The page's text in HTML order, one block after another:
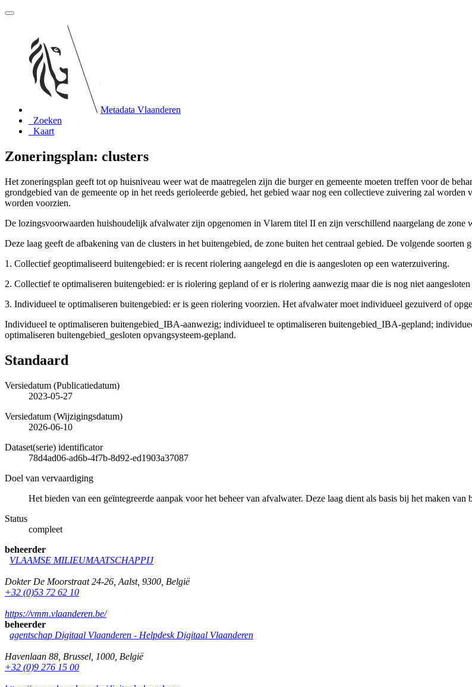
Metadata Vlaanderen
Zoeken
Kaart
Zoneringsplan: clusters
Het zoneringsplan geeft tot op huisniveau weer wat de maatregelen zijn die burger en gemeente moeten treffen voor de
grondgebied van de gemeente op in het reeds gerioleerde gebied, het gebied waar nog een collectieve zuivering zal
worden voorzien.
De lozingsvoorwaarden huishoudelijk afvalwater zijn opgenomen in Vlarem titel II en zijn verschillend naargelang de
Deze laag geeft de afbakening van de clusters in het buitengebied, de zone buiten het centraal gebied. De volgende soorten
1. Collectief geoptimaliseerd buitengebied: er is recent riolering aangelegd en die is aangesloten op een waterzuivering.
2. Collectief te optimaliseren buitengebied: er is riolering gepland of er is riolering aanwezig maar die is nog niet
3. Individueel te optimaliseren buitengebied: er is geen riolering voorzien. Het afvalwater moet individueel gezuiverd of
Individueel te optimaliseren buitengebied_IBA-aanwezig; individueel te optimaliseren buitengebied_IBA-gepland;
optimaliseren buitengebied_gesloten opvangsysteem-gepland.
Standaard
Versiedatum (Publicatiedatum)
2023-05-27
Versiedatum (Wijzigingsdatum)
2026-06-10
Dataset(serie) identificator
78d4ad06-ad6b-4f7b-8d92-ed1903a37087
Doel van vervaardiging
Het bieden van een geïntegreerde aanpak voor het beheer van afvalwater. Deze laag dient als basis bij het maken
Status
compleet
beheerder
VLAAMSE MILIEUMAATSCHAPPIJ
Dokter De Moorstraat 24-26 Aalst, 9300 België
+32 (0)53 72 62 10
https://vmm.vlaanderen.be/
beheerder
agentschap Digitaal Vlaanderen - Helpdesk Digitaal Vlaanderen
Havenlaan 88 Brussel 1000 België
+32 (0)9 276 15 00